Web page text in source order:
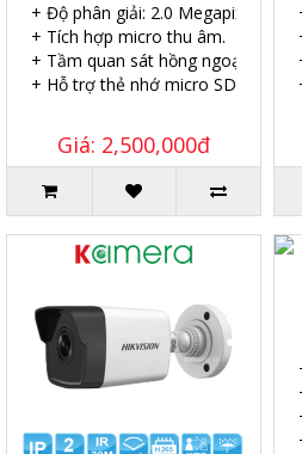
+ Độ phân giải: 2.0 Megapixel.
+ Tích hợp micro thu âm.
+ Tầm quan sát hồng ngoại: 40
+ Hỗ trợ thẻ nhớ micro SD 256GB.
Giá: 2,500,000đ